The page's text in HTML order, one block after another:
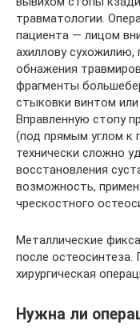
травматологии.
пациента — лицом
ахиллову
обнажения
фрагменты
стыковки винтом
Вправленную стопу
(под прямым углом к
технически сложно
восстановления
возможность,
чрескостного
Металлические
после остеосинтеза.
хирургическая
Нужна ли